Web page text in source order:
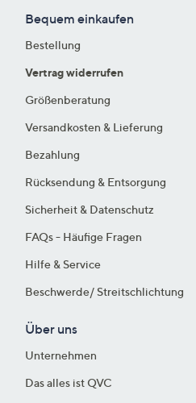
Bequem einkaufen
Bestellung
Vertrag widerrufen
Größenberatung
Versandkosten & Lieferung
Bezahlung
Rücksendung & Entsorgung
Sicherheit & Datenschutz
FAQs - Häufige Fragen
Hilfe & Service
Beschwerde/ Streitschlichtung
Über uns
Unternehmen
Das alles ist QVC